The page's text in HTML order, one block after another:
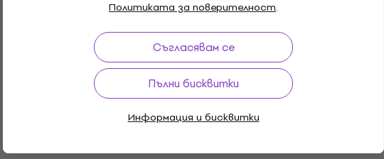
Политиката за поверителност.
Съгласявам се
Пълни бисквитки
Информация и бисквитки